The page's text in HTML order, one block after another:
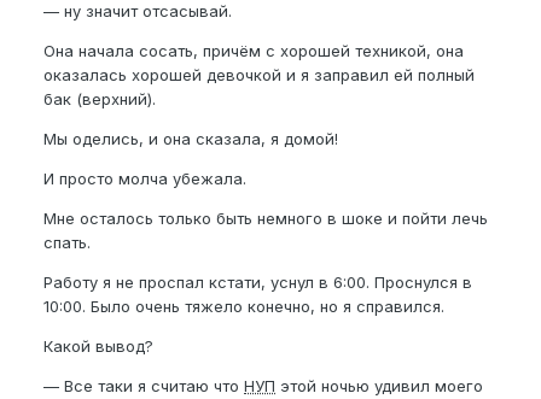
— ну значит отсасывай.
Она начала сосать, причём с хорошей техникой, она
оказалась хорошей девочкой и я заправил ей полный
бак (верхний).
Мы оделись, и она сказала, я домой!
И просто молча убежала.
Мне осталось только быть немного в шоке и пойти лечь
спать.
Работу я не проспал кстати, уснул в 6:00. Проснулся в
10:00. Было очень тяжело конечно, но я справился.
Какой вывод?
— Все таки я считаю что НУП этой ночью удивил моего